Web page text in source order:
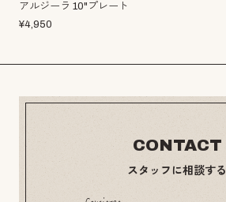
アルジーラ 10"プレート
¥4,950
CONTACT
スタッフに相談する